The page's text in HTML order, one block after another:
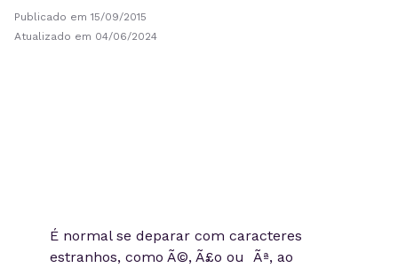
Publicado em 15/09/2015
Atualizado em 04/06/2024
É normal se deparar com caracteres
estranhos, como Ã©, Ã£o ou Ãª, ao